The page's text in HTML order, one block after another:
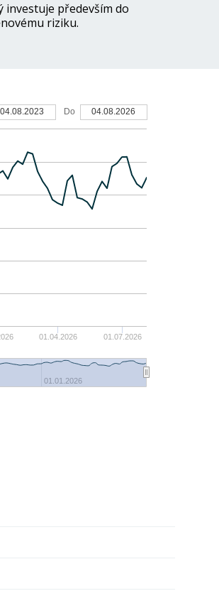
především do
riziku.
01.04.2026 01.07.2026
01.01.2026
04.08.2023 Do 04.08.2026